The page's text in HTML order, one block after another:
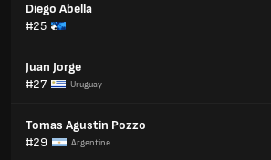
Diego Abella
#25
Juan Jorge
#27
Uruguay
Tomas Agustin Pozzo
#29
Argentine